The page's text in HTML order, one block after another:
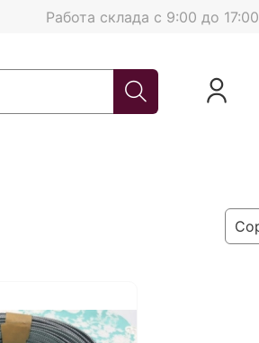
Работа склада с 9:00 до 17:00